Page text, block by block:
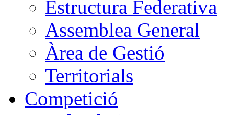
Estructura Federativa
Assemblea General
Àrea de Gestió
Territorials
Competició